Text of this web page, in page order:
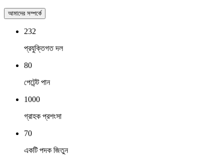
আমাদের সম্পর্কে
232
প্রযুক্তিগত দল
80
পেটেন্ট পান
1000
গ্রাহক প্রশংসা
70
একটি পদক জিতুন